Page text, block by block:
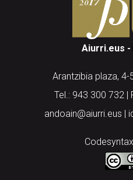
Aiurri.eus -
Arantzibia plaza, 4-
Tel.: 943 300 732 |
andoain@aiurri.eus |